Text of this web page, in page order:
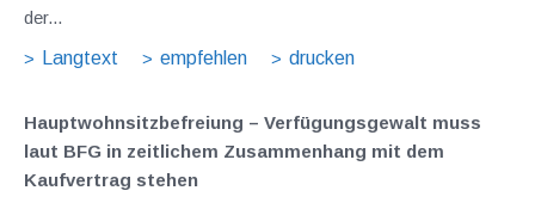
der...
Langtext
empfehlen drucken
Hauptwohnsitz​­befreiung – Verfügungsgewalt muss
laut BFG in zeitlichem Zusammenhang mit dem
Kaufvertrag stehen